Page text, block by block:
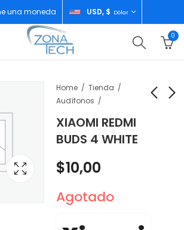
una moneda USD, $ Dólar
0
Home
Tienda
Audífonos
XIAOMI REDMI
BUDS 4 WHITE
LITE
$ 10,00
PACK) AX1500 X10
WIFI 6
$
$10,00
Agotado